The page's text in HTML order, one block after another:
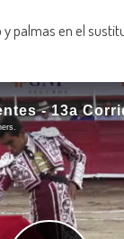
palmas en el